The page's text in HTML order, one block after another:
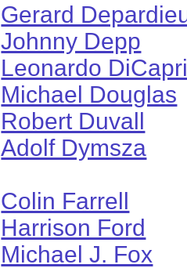
Gerard
Johnny Depp
Leonardo
Michael Douglas
Robert Duvall
Adolf Dymsza
Colin Farrell
Harrison Ford
Michael J. Fox